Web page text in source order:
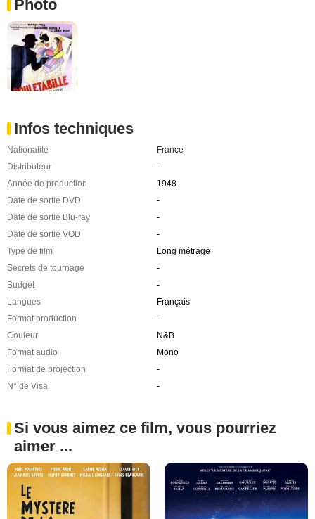
Photo
Infos techniques
Nationalité
France
Distributeur
-
Année de production
1948
Date de sortie DVD
-
Date de sortie Blu-ray
-
Date de sortie VOD
-
Type de film
Long métrage
Secrets de tournage
-
Budget
-
Langues
Français
Format production
-
Couleur
N&B
Format audio
Mono
Format de projection
-
N° de Visa
-
Si vous aimez ce film, vous pourriez
aimer ...